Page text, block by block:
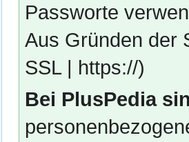
Passworte
Aus Gründen der
SSL | https://)
Bei PlusPedia